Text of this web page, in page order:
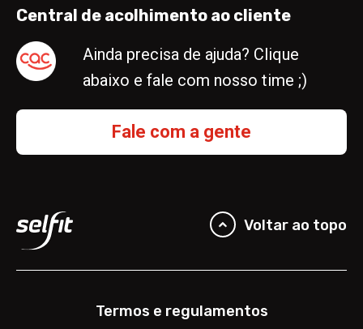
Central de acolhimento ao cliente
Ainda precisa de ajuda? Clique
abaixo e fale com nosso time ;)
Fale com a gente
Voltar ao topo
Termos e regulamentos